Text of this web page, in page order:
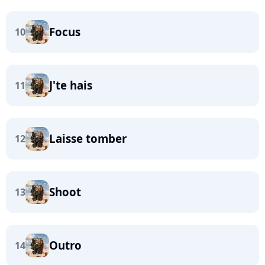
10 Focus
11 J'te hais
12 Laisse tomber
13 Shoot
14 Outro